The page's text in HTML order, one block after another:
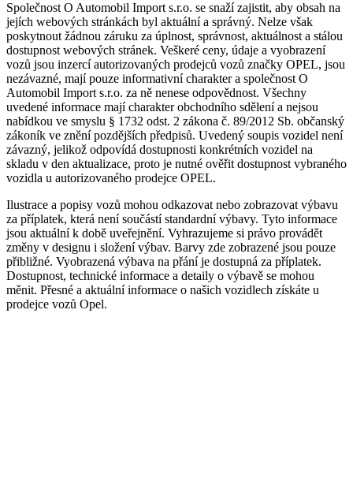
Společnost O Automobil Import s.r.o. se snaží zajistit, aby obsah na
jejích webových stránkách byl aktuální a správný. Nelze však
poskytnout žádnou záruku za úplnost, správnost, aktuálnost a stálou
dostupnost webových stránek. Veškeré ceny, údaje a vyobrazení
vozů jsou inzercí autorizovaných prodejců vozů značky OPEL, jsou
nezávazné, mají pouze informativní charakter a společnost O
Automobil Import s.r.o. za ně nenese odpovědnost. Všechny
uvedené informace mají charakter obchodního sdělení a nejsou
nabídkou ve smyslu § 1732 odst. 2 zákona č. 89/2012 Sb. občanský
zákoník ve znění pozdějších předpisů. Uvedený soupis vozidel není
závazný, jelikož odpovídá dostupnosti konkrétních vozidel na
skladu v den aktualizace, proto je nutné ověřit dostupnost vybraného
vozidla u autorizovaného prodejce OPEL.
Ilustrace a popisy vozů mohou odkazovat nebo zobrazovat výbavu
za příplatek, která není součástí standardní výbavy. Tyto informace
jsou aktuální k době uveřejnění. Vyhrazujeme si právo provádět
změny v designu i složení výbav. Barvy zde zobrazené jsou pouze
přibližné. Vyobrazená výbava na přání je dostupná za příplatek.
Dostupnost, technické informace a detaily o výbavě se mohou
měnit. Přesné a aktuální informace o našich vozidlech získáte u
prodejce vozů Opel.